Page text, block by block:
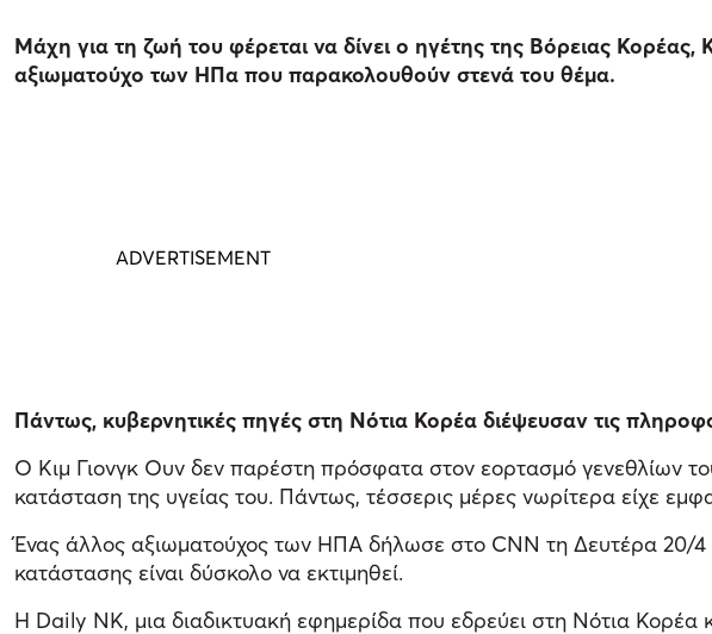
Μάχη για τη ζωή του φέρεται να δίνει ο ηγέτης της Βόρειας
αξιωματούχο των ΗΠα που παρακολουθούν στενά του θέμα.
Πάντως, κυβερνητικές πηγές στη Νότια Κορέα διέψευσαν τις
Ο Κιμ Γιονγκ Ουν δεν παρέστη πρόσφατα στον εορτασμό γενεθλίων
κατάσταση της υγείας του. Πάντως, τέσσερις μέρες νωρίτερα είχε
Ένας άλλος αξιωματούχος των ΗΠΑ δήλωσε στο CNN τη Δευτέρα 20/4
κατάστασης είναι δύσκολο να εκτιμηθεί.
Η Daily NK, μια διαδικτυακή εφημερίδα που εδρεύει στη Νότια